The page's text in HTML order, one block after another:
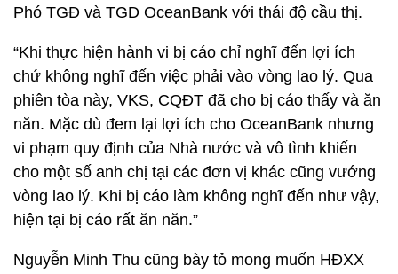
Phó TGĐ và TGD OceanBank với thái độ cầu thị.
“Khi thực hiện hành vi bị cáo chỉ nghĩ đến lợi ích
chứ không nghĩ đến việc phải vào vòng lao lý. Qua
phiên tòa này, VKS, CQĐT đã cho bị cáo thấy và ăn
năn. Mặc dù đem lại lợi ích cho OceanBank nhưng
vi phạm quy định của Nhà nước và vô tình khiến
cho một số anh chị tại các đơn vị khác cũng vướng
vòng lao lý. Khi bị cáo làm không nghĩ đến như vậy,
hiện tại bị cáo rất ăn năn.”
Nguyễn Minh Thu cũng bày tỏ mong muốn HĐXX